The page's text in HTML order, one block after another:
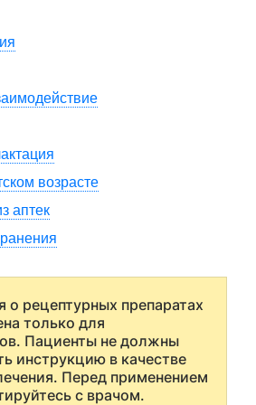
возрасте
аптек
рецептурных препаратах
только для
Пациенты не должны
инструкцию в качестве
Перед применением
с врачом.